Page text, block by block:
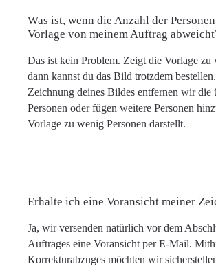
Was ist, wenn die Anzahl der
Vorlage von meinem Auftrag
Das ist kein Problem. Zeigt die Vorlage zu
dann kannst du das Bild trotzdem
Zeichnung deines Bildes entfernen wir die
Personen oder fügen weitere Personen
Vorlage zu wenig Personen darstellt.
Erhalte ich eine Voransicht meiner
Ja, wir versenden natürlich vor dem
Auftrages eine Voransicht per E-Mail.
Korrekturabzuges möchten wir